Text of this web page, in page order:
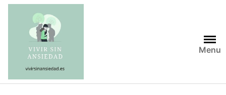
Saltar
contenido
Menu